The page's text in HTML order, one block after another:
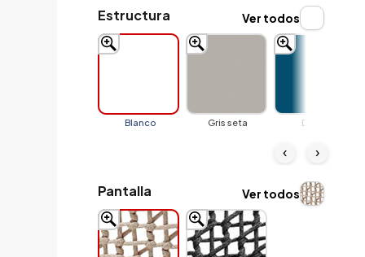
Estructura
Blanco Gris seta Denim
‹ ›
Ver todos
Pantalla Ver todos